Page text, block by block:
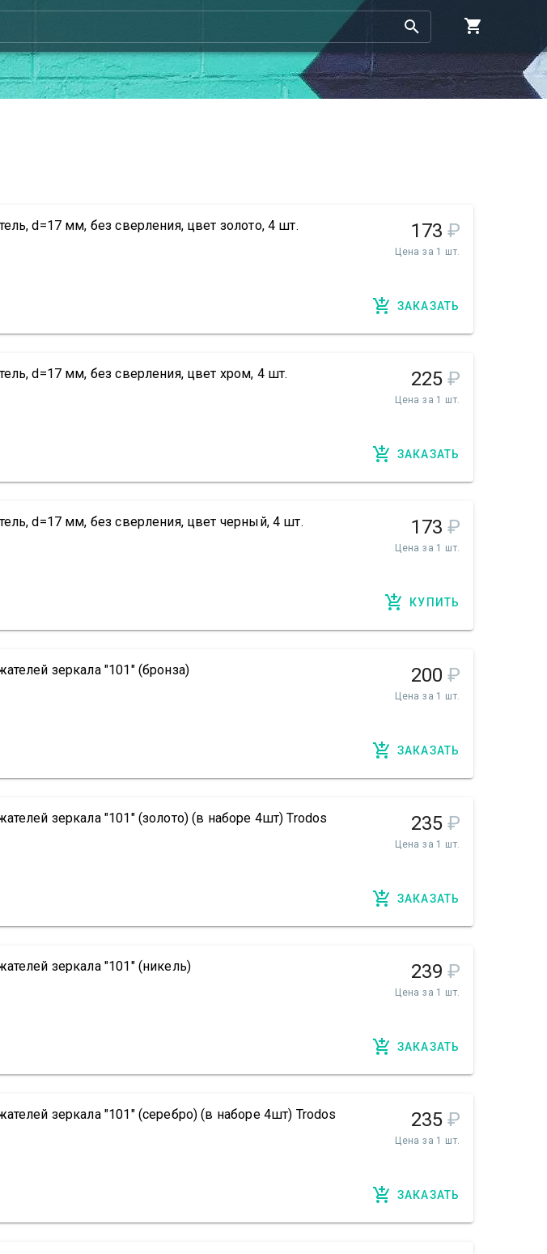
d=17 мм, без сверления, цвет золото, 4 шт. 173 ₽
Цена за 1 шт.
ЗАКАЗАТЬ
d=17 мм, без сверления, цвет хром, 4 шт. 225 ₽
Цена за 1 шт.
ЗАКАЗАТЬ
d=17 мм, без сверления, цвет черный, 4 шт. 173 ₽
Цена за 1 шт.
КУПИТЬ
зеркала "101" (бронза) 200 ₽
Цена за 1 шт.
ЗАКАЗАТЬ
зеркала "101" (золото) (в наборе 4шт) Trodos 235 ₽
Цена за 1 шт.
ЗАКАЗАТЬ
зеркала "101" (никель) 239 ₽
Цена за 1 шт.
ЗАКАЗАТЬ
зеркала "101" (серебро) (в наборе 4шт) Trodos 235 ₽
Цена за 1 шт.
ЗАКАЗАТЬ